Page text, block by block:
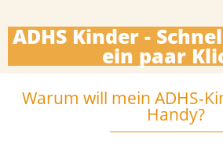
ADHS Kinder -
ein paar
Warum will mein ADHS-
Handy?